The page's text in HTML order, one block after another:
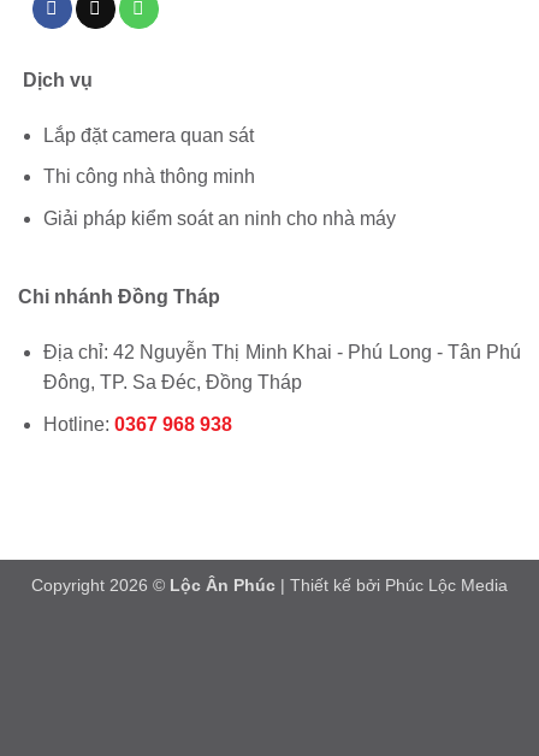
Dịch vụ
Lắp đặt camera quan sát
Thi công nhà thông minh
Giải pháp kiểm soát an ninh cho nhà máy
Chi nhánh Đồng Tháp
Địa chỉ: 42 Nguyễn Thị Minh Khai - Phú Long - Tân Phú
Đông, TP. Sa Đéc, Đồng Tháp
Hotline: 0367 968 938
Copyright 2026 © Lộc Ân Phúc | Thiết kế bởi Phúc Lộc Media